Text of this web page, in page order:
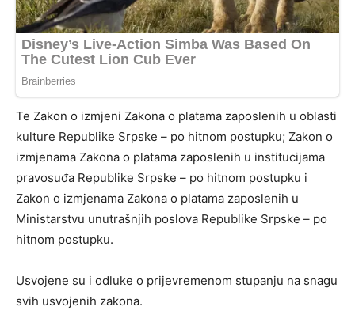
Te Zakon o izmjeni Zakona o platama zaposlenih u oblasti
kulture Republike Srpske – po hitnom postupku; Zakon o
izmjenama Zakona o platama zaposlenih u institucijama
pravosuđa Republike Srpske – po hitnom postupku i
Zakon o izmjenama Zakona o platama zaposlenih u
Ministarstvu unutrašnjih poslova Republike Srpske – po
hitnom postupku.
Usvojene su i odluke o prijevremenom stupanju na snagu
svih usvojenih zakona.